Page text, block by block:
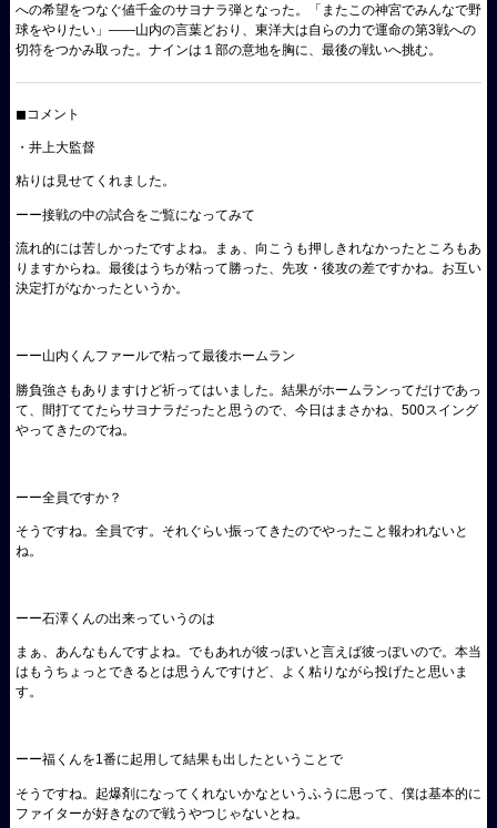
への希望をつなぐ値千金のサヨナラ弾となった。「またこの神宮でみんなで野
球をやりたい」――山内の言葉どおり、東洋大は自らの力で運命の第3戦への
切符をつかみ取った。ナインは１部の意地を胸に、最後の戦いへ挑む。
◼︎コメント
・井上大監督
粘りは見せてくれました。
ーー接戦の中の試合をご覧になってみて
流れ的には苦しかったですよね。まぁ、向こうも押しきれなかったところもあ
りますからね。最後はうちが粘って勝った、先攻・後攻の差ですかね。お互い
決定打がなかったというか。
ーー山内くんファールで粘って最後ホームラン
勝負強さもありますけど祈ってはいました。結果がホームランってだけであっ
て、間打ててたらサヨナラだったと思うので、今日はまさかね、500スイング
やってきたのでね。
ーー全員ですか？
そうですね。全員です。それぐらい振ってきたのでやったこと報われないと
ね。
ーー石澤くんの出来っていうのは
まぁ、あんなもんですよね。でもあれが彼っぽいと言えば彼っぽいので。本当
はもうちょっとできるとは思うんですけど、よく粘りながら投げたと思いま
す。
ーー福くんを1番に起用して結果も出したということで
そうですね。起爆剤になってくれないかなというふうに思って、僕は基本的に
ファイターが好きなので戦うやつじゃないとね。